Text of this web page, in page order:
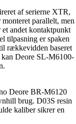
af serierne XTR,
parallelt, men
andet kontaktpunkt
tilpasning er spaken
rækkevidden baseret
Deore SL-M6100-
Deore BR-M6120
brug. D03S resin
kaliber sikrer en